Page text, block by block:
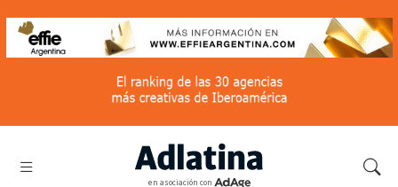
en asociación con